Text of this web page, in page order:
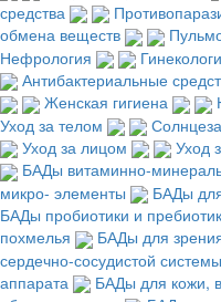
средства
обмена веществ
Нефрология
Антибактериальные
Женская гигиена
Уход за телом
Уход за лицом
Уход
БАДы витаминно-
микро- элементы
БАДы
БАДы пробиотики и
похмелья
БАДы для
сердечно-сосудистой системы
аппарата
БАДы для кожи,